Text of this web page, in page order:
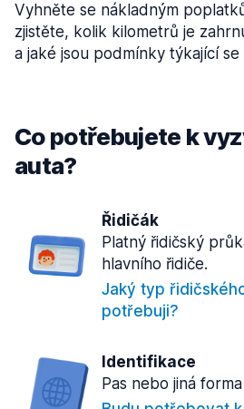
Vyhněte se nákladným
zjistěte, kolik kilometrů je
a jaké jsou podmínky týkající
Co potřebujete k
auta?
Řidičák
Platný řidičský
hlavního řidiče.
Jaký typ
potřebuji?
Identifikace
Pas nebo jiná